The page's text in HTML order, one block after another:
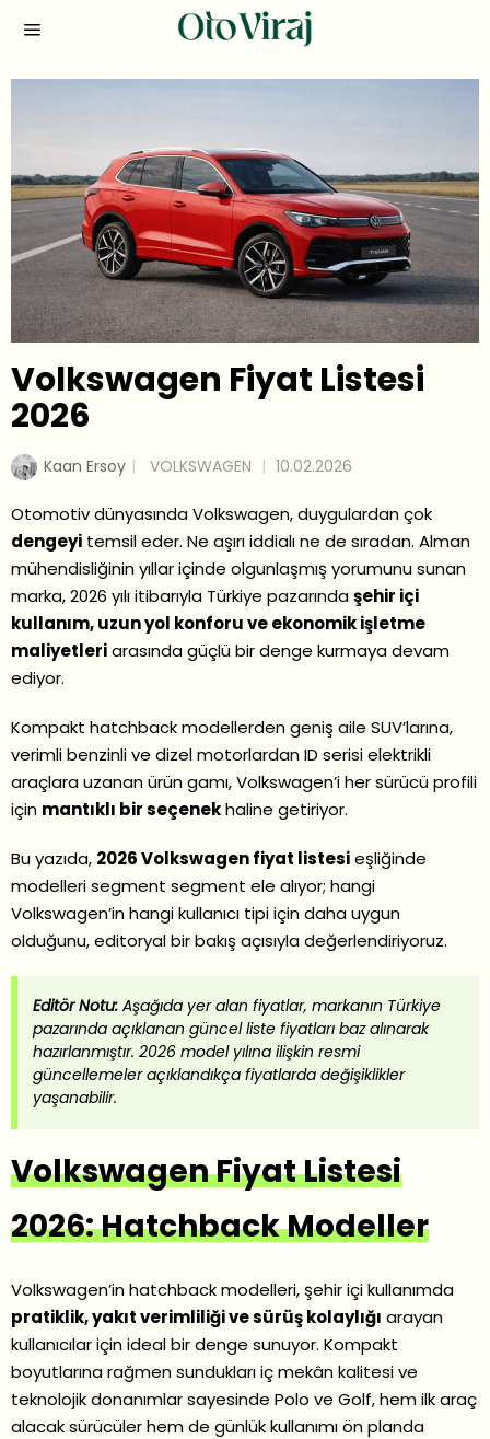
Volkswagen Fiyat Listesi
2026
Kaan Ersoy VOLKSWAGEN 10.02.2026
Otomotiv dünyasında Volkswagen, duygulardan çok
dengeyi temsil eder. Ne aşırı iddialı ne de sıradan. Alman
mühendisliğinin yıllar içinde olgunlaşmış yorumunu sunan
marka, 2026 yılı itibarıyla Türkiye pazarındaşehir içi
kullanım, uzun yol konforu ve ekonomik işletme
maliyetleriarasında güçlü bir denge kurmaya devam
ediyor.
Kompakt hatchback modellerden geniş aile SUV’larına,
verimli benzinli ve dizel motorlardan ID serisi elektrikli
araçlara uzanan ürün gamı, Volkswagen’i her sürücü profili
için mantıklı bir seçenekhaline getiriyor.
Bu yazıda, 2026 Volkswagen fiyat listesieşliğinde
modelleri segment segment ele alıyor; hangi
Volkswagen’in hangi kullanıcı tipi için daha uygun
olduğunu, editoryal bir bakış açısıyla değerlendiriyoruz.
Editör Notu: Aşağıda yer alan fiyatlar, markanın Türkiye
pazarında açıklanan güncel liste fiyatları baz alınarak
hazırlanmıştır. 2026 model yılına ilişkin resmi
güncellemeler açıklandıkça fiyatlarda değişiklikler
yaşanabilir.
Volkswagen Fiyat Listesi
2026: Hatchback Modeller
Volkswagen’in hatchback modelleri, şehir içi kullanımda
pratiklik, yakıt verimliliği ve sürüş kolaylığı arayan
kullanıcılar için ideal bir denge sunuyor. Kompakt
boyutlarına rağmen sundukları iç mekân kalitesi ve
teknolojik donanımlar sayesinde Polo ve Golf, hem ilk araç
alacak sürücüler hem de günlük kullanımı ön planda